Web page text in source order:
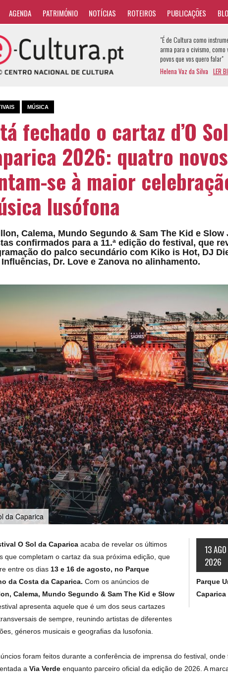
AGENDA PATRIMÓNIO NOTÍCIAS ROTEIROS PUBLICAÇÕES
"É de Cultura como
arma para o civismo,
povos que vos quero falar"
Helena Vaz da Silva LER
MÚSICA
fechado o cartaz d’O
2026: quatro
se à maior
lusófona
Calema, Mundo Segundo & Sam The Kid e
confirmados para a 11.ª edição do festival, que
do palco secundário com Kiko is Hot, DJ
Influências, Dr. Love e Zanova no alinhamento.
da Caparica
13 AGO
2026
Parque
Caparica
O Sol da Caparicaacaba de revelar os últimos
que completam o cartaz da sua próxima edição, que
entre os dias 13 e 16 de agosto, no Parque
da Costa da Caparica. Com os anúncios de
Calema, Mundo Segundo & Sam The Kid e Slow
apresenta aquele que é um dos seus cartazes
de sempre, reunindo artistas de diferentes
géneros musicais e geografias da lusofonia.
foram feitos durante a conferência de imprensa do festival, onde
a Via Verdeenquanto parceiro oficial da edição de 2026. A